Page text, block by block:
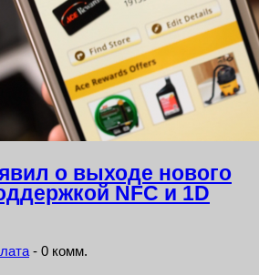
о выходе нового
NFC и 1D
- 0 комм.